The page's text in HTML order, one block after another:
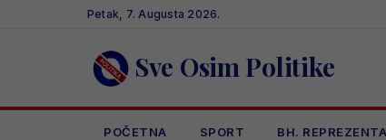
Petak, 7. Augusta 2026.
Sve Osim Politike
POČETNA SPORT BH.